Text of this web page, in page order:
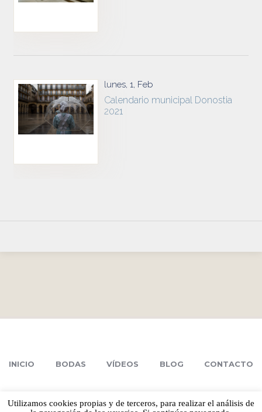
lunes, 1, Feb
Calendario municipal Donostia
2021
INICIO BODAS VÍDEOS BLOG CONTACTO
Utilizamos cookies propias y de terceros, para realizar el análisis de